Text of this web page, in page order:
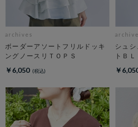
archives
ボーダーアソートフリルドッキ
ングノースリＴＯＰＳ
￥6,050
シュ
トＢＬ
￥